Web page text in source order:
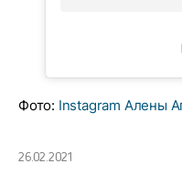
Фото: Instagram Алены
26.02.2021